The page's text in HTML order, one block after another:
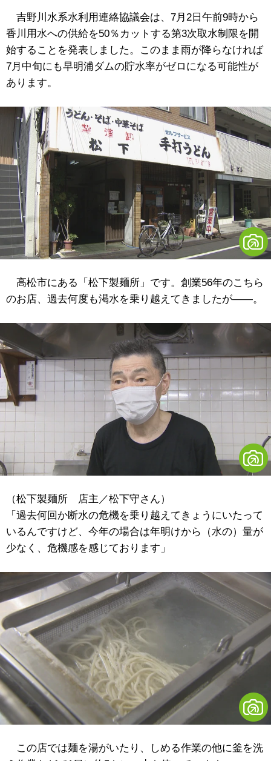
吉野川水系水利用連絡協議会は、7月2日午前9時から
香川用水への供給を50％カットする第3次取水制限を開
始することを発表しました。このまま雨が降らなければ
7月中旬にも早明浦ダムの貯水率がゼロになる可能性が
あります。
高松市にある「松下製麺所」です。創業56年のこちら
のお店、過去何度も渇水を乗り越えてきましたが――。
（松下製麺所 店主／松下守さん）
「過去何回か断水の危機を乗り越えてきょうにいたって
いるんですけど、今年の場合は年明けから（水の）量が
少なく、危機感を感じております」
この店では麺を湯がいたり、しめる作業の他に釜を洗